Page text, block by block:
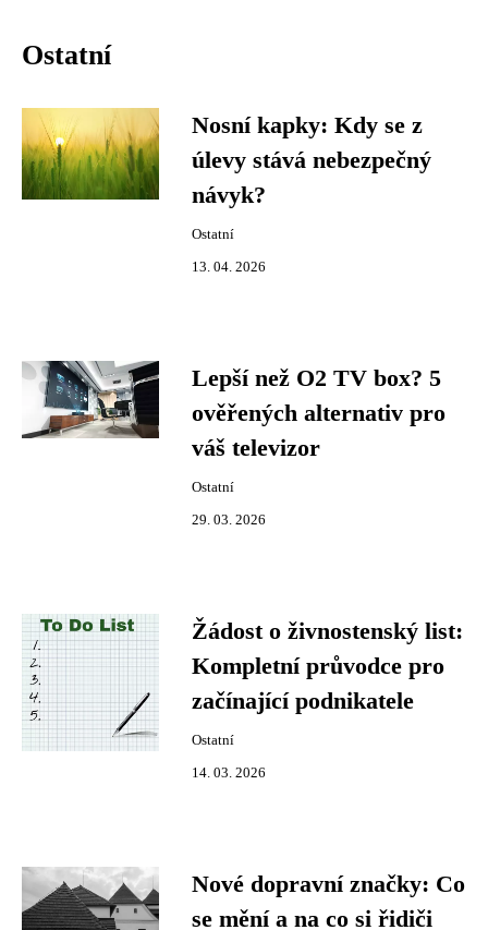
Ostatní
Nosní kapky: Kdy se z
úlevy stává nebezpečný
návyk?
Ostatní
13. 04. 2026
Lepší než O2 TV box? 5
ověřených alternativ pro
váš televizor
Ostatní
29. 03. 2026
Žádost o živnostenský list:
Kompletní průvodce pro
začínající podnikatele
Ostatní
14. 03. 2026
Nové dopravní značky: Co
se mění a na co si řidiči